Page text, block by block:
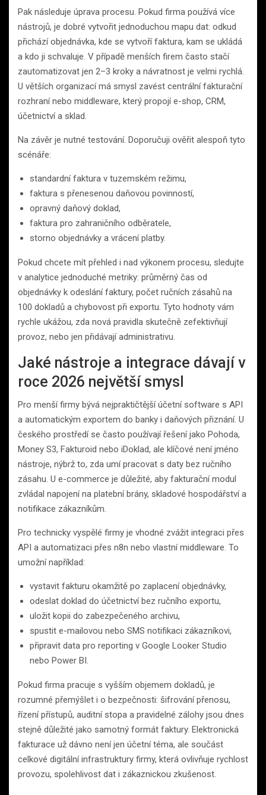
Pak následuje úprava procesu. Pokud firma používá více
nástrojů, je dobré vytvořit jednoduchou mapu dat: odkud
přichází objednávka, kde se vytvoří faktura, kam se ukládá
a kdo ji schvaluje. V případě menších firem často stačí
zautomatizovat jen 2–3 kroky a návratnost je velmi rychlá.
U větších organizací má smysl zavést centrální fakturační
rozhraní nebo middleware, který propojí e-shop, CRM,
účetnictví a sklad.
Na závěr je nutné testování. Doporučuji ověřit alespoň tyto
scénáře:
standardní faktura v tuzemském režimu,
faktura s přenesenou daňovou povinností,
opravný daňový doklad,
faktura pro zahraničního odběratele,
storno objednávky a vrácení platby.
Pokud chcete mít přehled i nad výkonem procesu, sledujte
v analytice jednoduché metriky: průměrný čas od
objednávky k odeslání faktury, počet ručních zásahů na
100 dokladů a chybovost při exportu. Tyto hodnoty vám
rychle ukážou, zda nová pravidla skutečně zefektivňují
provoz, nebo jen přidávají administrativu.
Jaké nástroje a integrace dávají v
roce 2026 největší smysl
Pro menší firmy bývá nejpraktičtější účetní software s API
a automatickým exportem do banky i daňových přiznání. U
českého prostředí se často používají řešení jako Pohoda,
Money S3, Fakturoid nebo iDoklad, ale klíčové není jméno
nástroje, nýbrž to, zda umí pracovat s daty bez ručního
zásahu. U e-commerce je důležité, aby fakturační modul
zvládal napojení na platební brány, skladové hospodářství a
notifikace zákazníkům.
Pro technicky vyspělé firmy je vhodné zvážit integraci přes
API a automatizaci přes n8n nebo vlastní middleware. To
umožní například:
vystavit fakturu okamžitě po zaplacení objednávky,
odeslat doklad do účetnictví bez ručního exportu,
uložit kopii do zabezpečeného archivu,
spustit e-mailovou nebo SMS notifikaci zákazníkovi,
připravit data pro reporting v Google Looker Studio
nebo Power BI.
Pokud firma pracuje s vyšším objemem dokladů, je
rozumné přemýšlet i o bezpečnosti: šifrování přenosu,
řízení přístupů, auditní stopa a pravidelné zálohy jsou dnes
stejně důležité jako samotný formát faktury. Elektronická
fakturace už dávno není jen účetní téma, ale součást
celkové digitální infrastruktury firmy, která ovlivňuje rychlost
provozu, spolehlivost dat i zákaznickou zkušenost.